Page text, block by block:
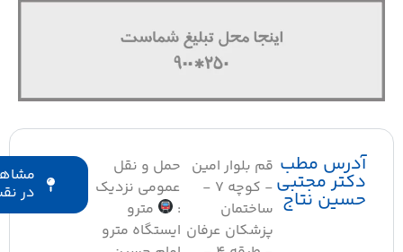
آدرس مطب
دکتر مجتبی
حسین نتاج
قم بلوار امین
- کوچه 7 -
ساختمان
پزشکان عرفان
حمل و نقل
عمومی نزدیک
مترو
ایستگاه مترو
مشاهده
در نقشه